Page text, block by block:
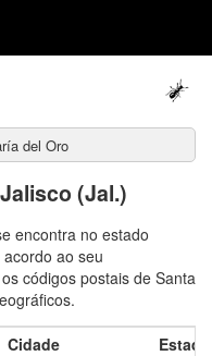
del Oro
(Jal.)
encontra no estado
ao seu
códigos postais de Santa
Cidade
Estado